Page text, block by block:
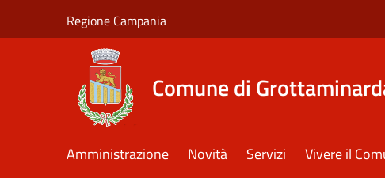
Regione Campania
Comune di
Amministrazione Novità Servizi Vivere il